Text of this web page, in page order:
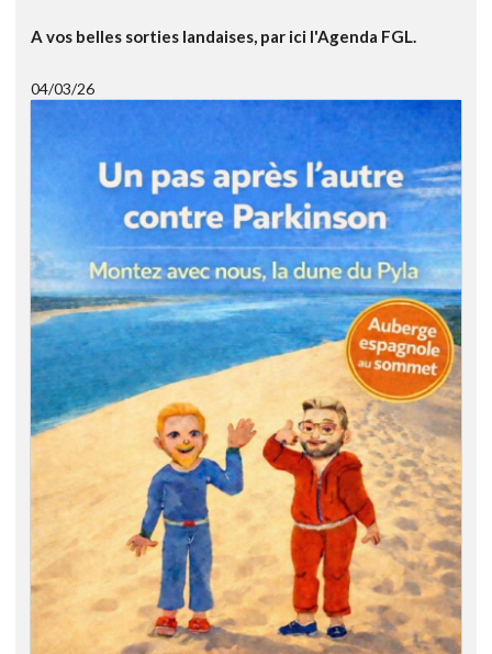
A vos belles sorties landaises, par ici l'Agenda FGL.
04/03/26